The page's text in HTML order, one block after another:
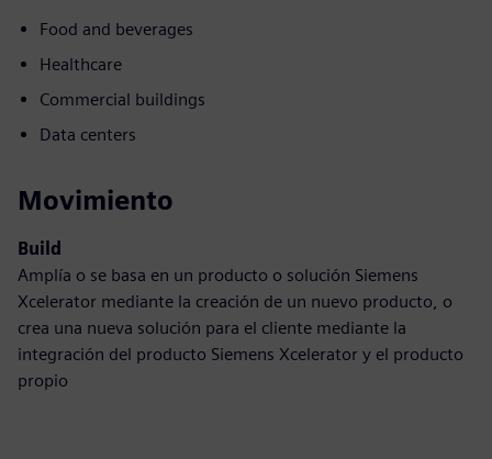
Food and beverages
Healthcare
Commercial buildings
Data centers
Movimiento
Build
Amplía o se basa en un producto o solución Siemens
Xcelerator mediante la creación de un nuevo producto, o
crea una nueva solución para el cliente mediante la
integración del producto Siemens Xcelerator y el producto
propio